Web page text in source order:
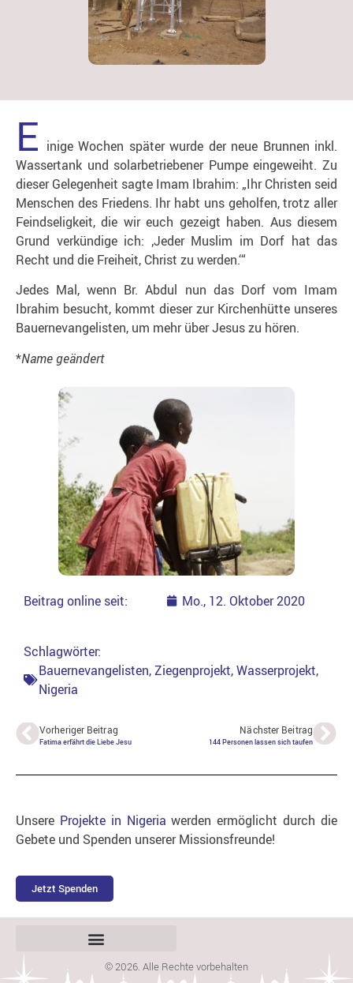
E inige Wochen später wurde der neue Brunnen inkl.
Wassertank und solarbetriebener Pumpe eingeweiht. Zu
dieser Gelegenheit sagte Imam Ibrahim: „Ihr Christen seid
Menschen des Friedens. Ihr habt uns geholfen, trotz aller
Feindseligkeit, die wir euch gezeigt haben. Aus diesem
Grund verkündige ich: ‚Jeder Muslim im Dorf hat das
Recht und die Freiheit, Christ zu werden.‘“
Jedes Mal, wenn Br. Abdul nun das Dorf vom Imam
Ibrahim besucht, kommt dieser zur Kirchenhütte unseres
Bauernevangelisten, um mehr über Jesus zu hören.
*Name geändert
Beitrag online seit: Mo., 12. Oktober 2020
Schlagwörter:
Bauernevangelisten,Ziegenprojekt,Wasserprojekt,
Nigeria
Vorheriger Beitrag
Fatima erfährt die Liebe Jesu
Nächster Beitrag
144 Personen lassen sich taufen
Unsere Projekte in Nigeria werden ermöglicht durch die
Gebete und Spenden unserer Missionsfreunde!
Jetzt Spenden
© 2026. Alle Rechte vorbehalten